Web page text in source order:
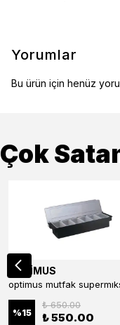
Yorumlar
Bu ürün için henüz
Çok
OPTİMUS
%15
₺ 650.00
₺ 550.00